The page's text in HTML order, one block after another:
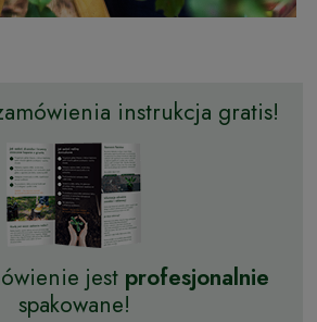
instrukcja gratis!
jest profesjonalnie
spakowane!